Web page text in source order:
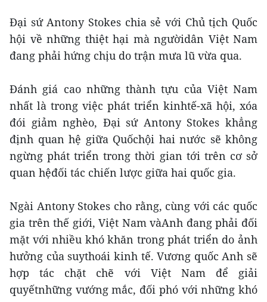
Đại sứ Antony Stokes chia sẻ với Chủ tịch Quốc
hội về những thiệt hại mà ngườidân Việt Nam
đang phải hứng chịu do trận mưa lũ vừa qua.
Đánh giá cao những thành tựu của Việt Nam
nhất là trong việc phát triển kinhtế-xã hội, xóa
đói giảm nghèo, Đại sứ Antony Stokes khẳng
định quan hệ giữa Quốchội hai nước sẽ không
ngừng phát triển trong thời gian tới trên cơ sở
quan hệđối tác chiến lược giữa hai quốc gia.
Ngài Antony Stokes cho rằng, cùng với các quốc
gia trên thế giới, Việt Nam vàAnh đang phải đối
mặt với nhiều khó khăn trong phát triển do ảnh
hưởng của suythoái kinh tế. Vương quốc Anh sẽ
hợp tác chặt chẽ với Việt Nam để giải
quyếtnhững vướng mắc, đối phó với những khó